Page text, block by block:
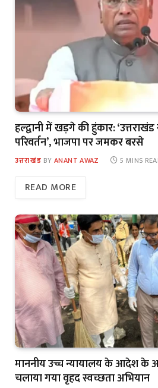
हल्द्वानी में खड़गे की हुंकार:
परिवर्तन’, भाजपा पर जमकर बरसे
उत्तराखंड BY ANANT AWAZ 5 MINS
READ MORE
माननीय उच्च न्यायालय के आदेश के
चलाया गया वृहद स्वच्छता अभियान